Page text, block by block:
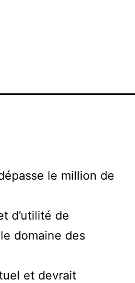
le million de
d’utilité de
domaine des
et devrait